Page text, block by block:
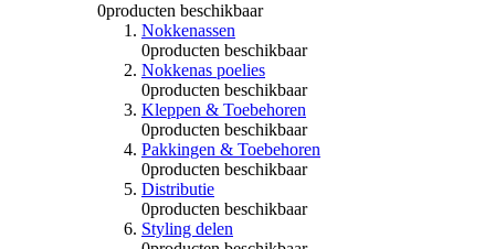
0producten beschikbaar
Nokkenassen
0producten beschikbaar
Nokkenas poelies
0producten beschikbaar
Kleppen & Toebehoren
0producten beschikbaar
Pakkingen & Toebehoren
0producten beschikbaar
Distributie
0producten beschikbaar
Styling delen